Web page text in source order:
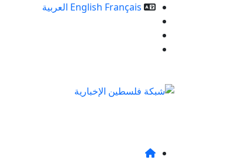
English Français
العربية